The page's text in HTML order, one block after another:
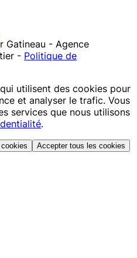
Gatineau - Agence
- Politique de
utilisent des cookies pour
et analyser le trafic. Vous
services que nous utilisons
.
Accepter tous les cookies